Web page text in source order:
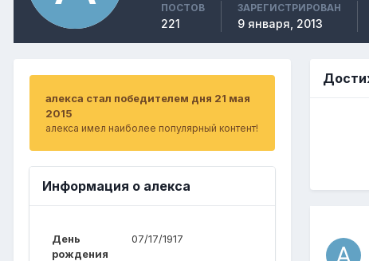
ПОСТОВ
221
ЗАРЕГИСТРИРОВАН
9 января, 2013
алекса стал победителем дня 21 мая
2015
алекса имел наиболее популярный контент!
Информация о алекса
День
рождения
07/17/1917